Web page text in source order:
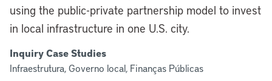
using the public-private partnership model to invest
in local infrastructure in one U.S. city.
Inquiry Case Studies
Infraestrutura, Governo local, Finanças Públicas